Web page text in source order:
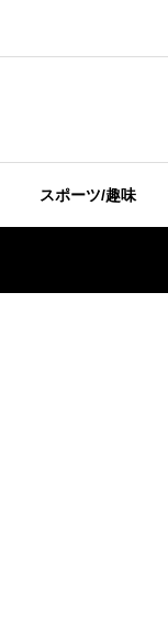
スポーツ/趣味